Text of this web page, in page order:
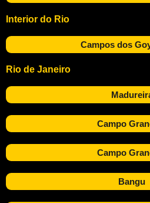
Interior do Rio
Campos dos
Rio de Janeiro
Campo
Campo
Bangu